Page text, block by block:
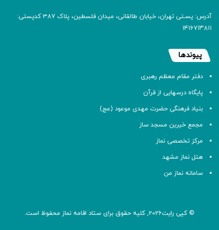
آدرس: پسـتی تهران، خیابان طالقانی، میدان فلسطین، پلاک 387 کدپستی:
۱۴۱۶۷۱۳۸۱۱
پیوندها
دفتر مقام معظم رهبری
پایگاه درسهایی از قرآن
بنیاد فرهنگی حضرت مهدی موعود (عج)
مجمع خیرین مسجد ساز
مرکز تخصصی نماز
هتل نماز مشهد
سامانه نماز من
© کپی رایت2026, کلیه حقوق برای ستاد اقامه نماز محفوظ است.